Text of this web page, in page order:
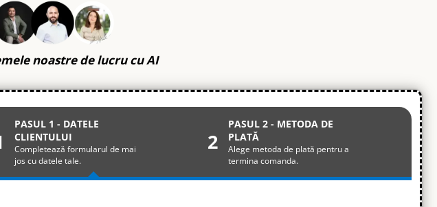
noastre de lucru cu AI
PASUL 1 - DATELE
CLIENTULUI
Completează formularul de mai
jos cu datele tale.
2
PASUL 2 - METODA DE
PLATĂ
Alege metoda de plată pentru a
termina comanda.